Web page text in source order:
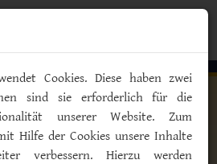
Cookies. Diese haben zwei
sind sie erforderlich für die
unserer Website. Zum
Hilfe der Cookies unsere Inhalte
verbessern. Hierzu werden